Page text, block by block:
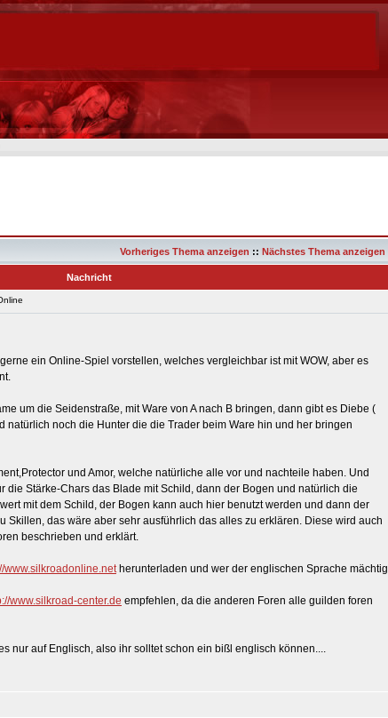
Vorheriges Thema anzeigen :: Nächstes Thema anzeigen
Nachricht
ein Online-Spiel vorstellen, welches vergleichbar ist mit WOW, aber es
um die Seidenstraße, mit Ware von A nach B bringen, dann gibt es Diebe (
noch die Hunter die die Trader beim Ware hin und her bringen
und Amor, welche natürliche alle vor und nachteile haben. Und
die Stärke-Chars das Blade mit Schild, dann der Bogen und natürlich die
mit dem Schild, der Bogen kann auch hier benutzt werden und dann der
Skillen, das wäre aber sehr ausführlich das alles zu erklären. Diese wird auch
beschrieben und erklärt.
www.silkroadonline.netherunterladen und wer der englischen Sprache mächtig
www.silkroad-center.de empfehlen, da die anderen Foren alle guilden foren
nur auf Englisch, also ihr solltet schon ein bißl englisch können....